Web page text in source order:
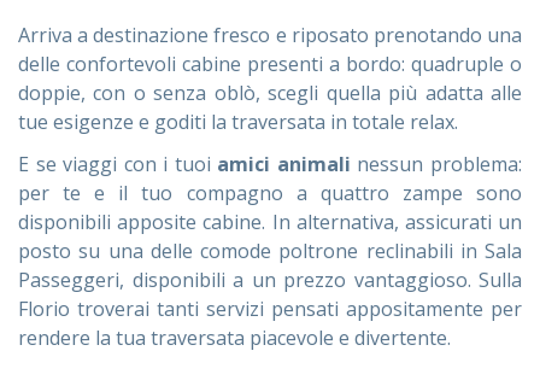
Arriva a destinazione fresco e riposato prenotando una
delle confortevoli cabine presenti a bordo: quadruple o
doppie, con o senza oblò, scegli quella più adatta alle
tue esigenze e goditi la traversata in totale relax.
E se viaggi con i tuoi amici animali nessun problema:
per te e il tuo compagno a quattro zampe sono
disponibili apposite cabine. In alternativa, assicurati un
posto su una delle comode poltrone reclinabili in Sala
Passeggeri, disponibili a un prezzo vantaggioso. Sulla
Florio troverai tanti servizi pensati appositamente per
rendere la tua traversata piacevole e divertente.